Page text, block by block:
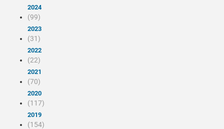
2024
(99)
2023
(31)
2022
(22)
2021
(70)
2020
(117)
2019
(154)